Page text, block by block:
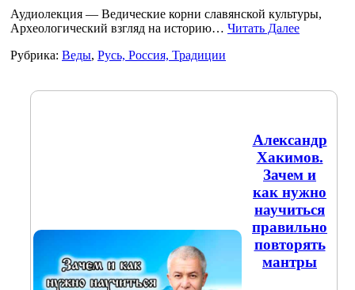
Аудиолекция — Ведические корни славянской культуры,
Археологический взгляд на историю… Читать Далее
Рубрика: Веды, Русь, Россия, Традиции
Александр
Хакимов.
Зачем и
как нужно
научиться
правильно
повторять
мантры